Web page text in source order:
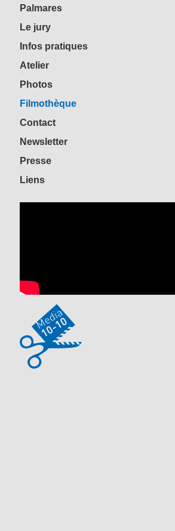
Palmares
Le jury
Infos pratiques
Atelier
Photos
Filmothèque
Contact
Newsletter
Presse
Liens